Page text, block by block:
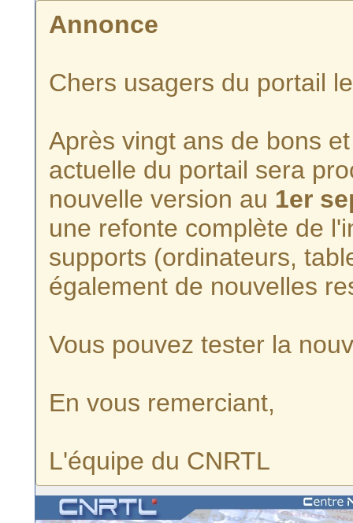
Annonce
Chers usagers du portail
Après vingt ans de bons
actuelle du portail sera
nouvelle version au 1er
une refonte complète de
supports (ordinateurs,
également de nouvelles
Vous pouvez tester la
En vous remerciant,
L'équipe du CNRTL